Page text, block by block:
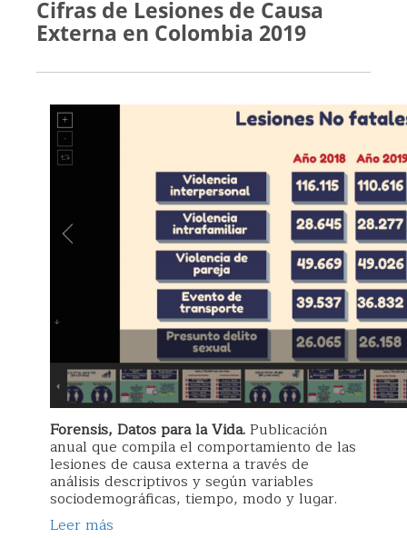
Cifras de Lesiones de Causa
Externa en Colombia 2019
Forensis, Datos para la Vida.Publicación
anual que compila el comportamiento de las
lesiones de causa externa a través de
análisis descriptivos y según variables
sociodemográficas, tiempo, modo y lugar.
Leer más